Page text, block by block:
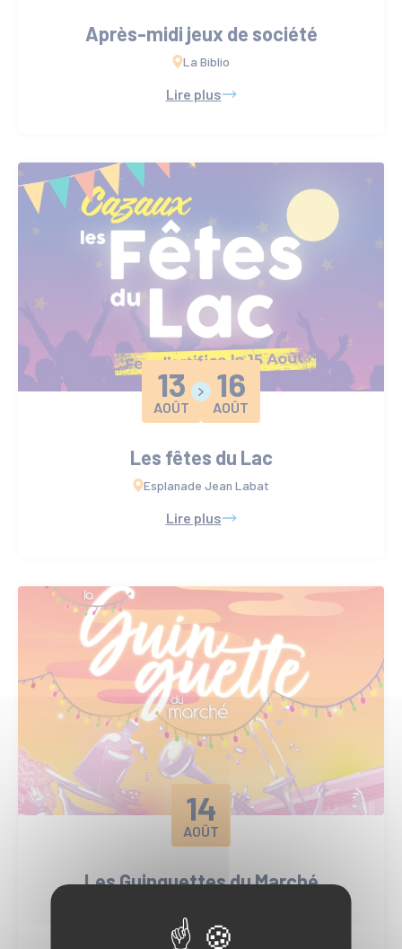
Après-midi jeux de société
La Biblio
Lire plus
13
AOÛT
16
AOÛT
Les fêtes du Lac
Esplanade Jean Labat
Lire plus
14
AOÛT
Les Guinguettes du Marché
Lire plus